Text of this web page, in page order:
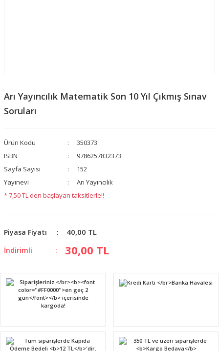
​Arı Yayıncılık Matematik Son 10 Yıl Çıkmış Sınav
Soruları
Ürün Kodu
350373
ISBN
9786257832373
Sayfa Sayısı
152
Yayınevi
Arı Yayıncılık
* 7,50 TL den başlayan taksitlerle!!
Piyasa Fiyatı 40,00 TL
İndirimli 30,00 TL